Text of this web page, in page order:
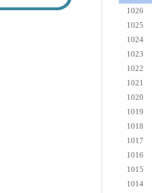
1026
1025
1024
1023
1022
1021
1020
1019
1018
1017
1016
1015
1014